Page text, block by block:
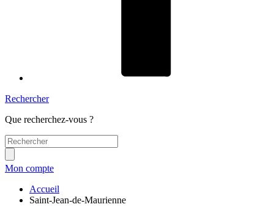
Rechercher
Que recherchez-vous ?
Mon compte
Accueil
Saint-Jean-de-Maurienne